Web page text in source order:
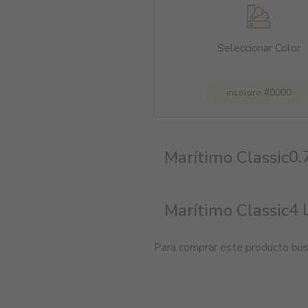
Seleccionar Color
incoloro #0000
Marítimo Classic
Marítimo Classic4
Para comprar este producto